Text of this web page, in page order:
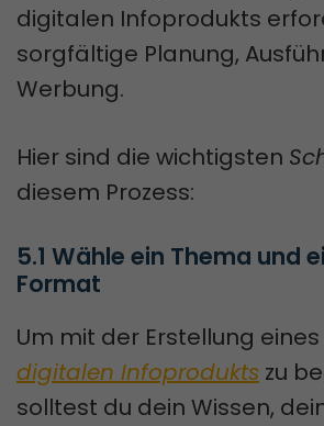
digitalen Infoprodukts
sorgfältige Planung,
Werbung.
Hier sind die wichtigsten
diesem Prozess:
5.1 Wähle ein Thema und
Format
Um mit der Erstellung eines
digitalen Infoprodukts zu
solltest du dein Wissen,